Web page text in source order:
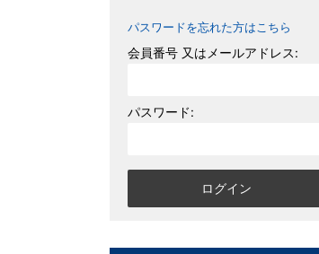
パスワードを忘れた方はこちら
会員番号 又はメールアドレス:
パスワード: